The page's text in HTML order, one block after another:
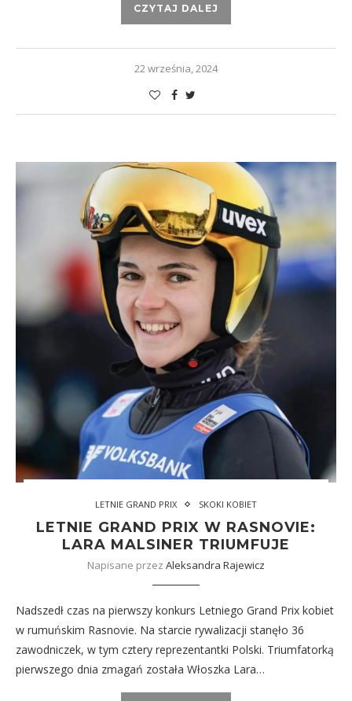
CZYTAJ DALEJ
22 września, 2024
LETNIE GRAND PRIX SKOKI KOBIET
LETNIE GRAND PRIX W RASNOVIE:
LARA MALSINER TRIUMFUJE
Napisane przez Aleksandra Rajewicz
Nadszedł czas na pierwszy konkurs Letniego Grand Prix kobiet
w rumuńskim Rasnovie. Na starcie rywalizacji stanęło 36
zawodniczek, w tym cztery reprezentantki Polski. Triumfatorką
pierwszego dnia zmagań została Włoszka Lara…